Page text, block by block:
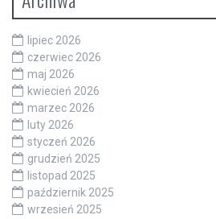
lipiec 2026
czerwiec 2026
maj 2026
kwiecień 2026
marzec 2026
luty 2026
styczeń 2026
grudzień 2025
listopad 2025
październik 2025
wrzesień 2025